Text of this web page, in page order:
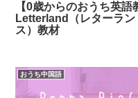
【0歳からのおうち英
Letterland（レターラ
ス）教材
おうち中国語